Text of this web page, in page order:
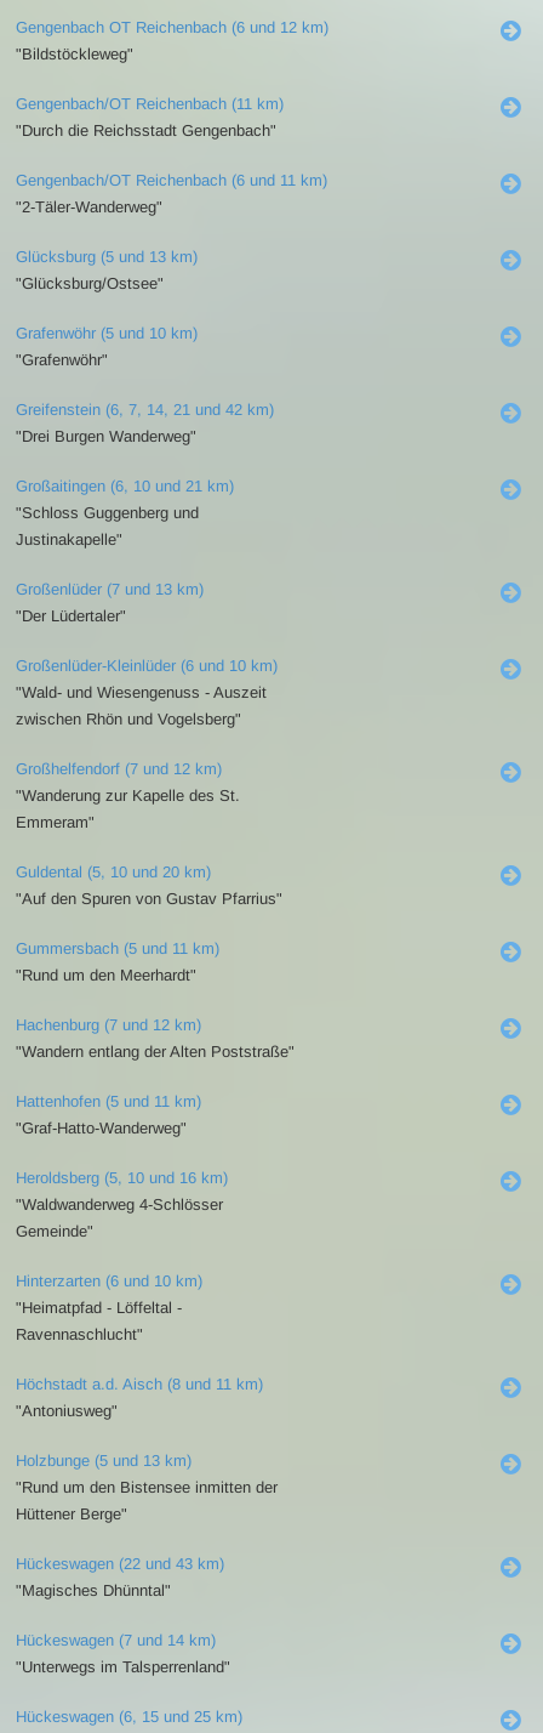
Gengenbach OT Reichenbach (6 und 12 km)
"Bildstöckleweg"
Gengenbach/OT Reichenbach (11 km)
"Durch die Reichsstadt Gengenbach"
Gengenbach/OT Reichenbach (6 und 11 km)
"2-Täler-Wanderweg"
Glücksburg (5 und 13 km)
"Glücksburg/Ostsee"
Grafenwöhr (5 und 10 km)
"Grafenwöhr"
Greifenstein (6, 7, 14, 21 und 42 km)
"Drei Burgen Wanderweg"
Großaitingen (6, 10 und 21 km)
"Schloss Guggenberg und
Justinakapelle"
Großenlüder (7 und 13 km)
"Der Lüdertaler"
Großenlüder-Kleinlüder (6 und 10 km)
"Wald- und Wiesengenuss - Auszeit
zwischen Rhön und Vogelsberg"
Großhelfendorf (7 und 12 km)
"Wanderung zur Kapelle des St.
Emmeram"
Guldental (5, 10 und 20 km)
"Auf den Spuren von Gustav Pfarrius"
Gummersbach (5 und 11 km)
"Rund um den Meerhardt"
Hachenburg (7 und 12 km)
"Wandern entlang der Alten Poststraße"
Hattenhofen (5 und 11 km)
"Graf-Hatto-Wanderweg"
Heroldsberg (5, 10 und 16 km)
"Waldwanderweg 4-Schlösser
Gemeinde"
Hinterzarten (6 und 10 km)
"Heimatpfad - Löffeltal -
Ravennaschlucht"
Höchstadt a.d. Aisch (8 und 11 km)
"Antoniusweg"
Holzbunge (5 und 13 km)
"Rund um den Bistensee inmitten der
Hüttener Berge"
Hückeswagen (22 und 43 km)
"Magisches Dhünntal"
Hückeswagen (7 und 14 km)
"Unterwegs im Talsperrenland"
Hückeswagen (6, 15 und 25 km)